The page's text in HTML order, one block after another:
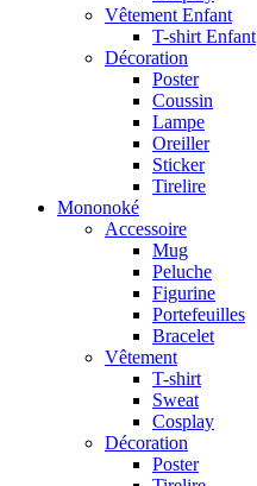
Vêtement Enfant
T-shirt Enfant
Décoration
Poster
Coussin
Lampe
Oreiller
Sticker
Tirelire
Mononoké
Accessoire
Mug
Peluche
Figurine
Portefeuilles
Bracelet
Vêtement
T-shirt
Sweat
Cosplay
Décoration
Poster